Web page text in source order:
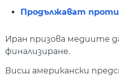
Продължават
Иран призова медиите
финализиране.
Висш американски